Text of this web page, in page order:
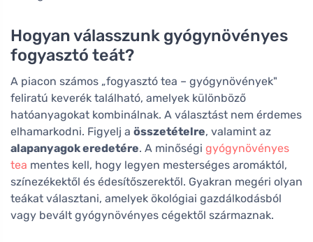
Hogyan válasszunk gyógynövényes
fogyasztó teát?
A piacon számos „fogyasztó tea – gyógynövények"
feliratú keverék található, amelyek különböző
hatóanyagokat kombinálnak. A választást nem érdemes
elhamarkodni. Figyelj a összetételre, valamint az
alapanyagok eredetére. A minőségi gyógynövényes
tea mentes kell, hogy legyen mesterséges aromáktól,
színezékektől és édesítőszerektől. Gyakran megéri olyan
teákat választani, amelyek ökológiai gazdálkodásból
vagy bevált gyógynövényes cégektől származnak.